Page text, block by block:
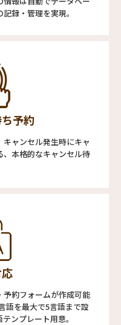
録・管理を実現。
予約
ャンセル発生時にキャ
、本格的なキャンセル待
予約フォームが作成可能
語を最大で5言語まで設
ンプレート用意。